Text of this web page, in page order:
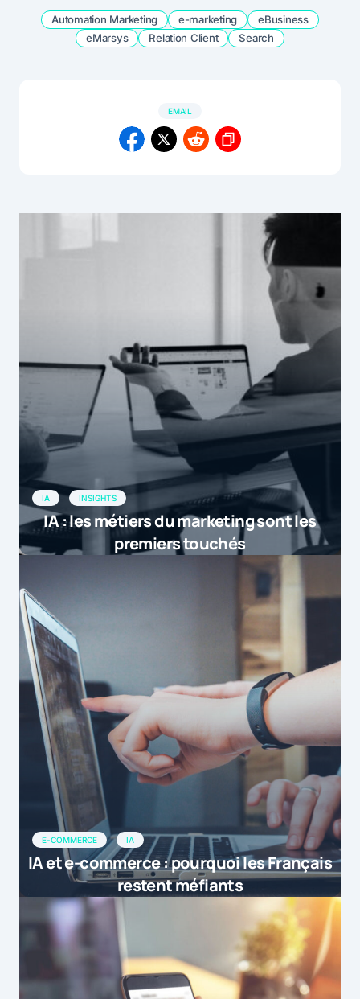
Automation Marketing e-marketing
eBusiness
eMarsys
Relation Client Search
EMAIL
IA INSIGHTS
IA : les métiers du marketing sont les
premiers touchés
E-COMMERCE IA
IA et e-commerce : pourquoi les Français
restent méfiants